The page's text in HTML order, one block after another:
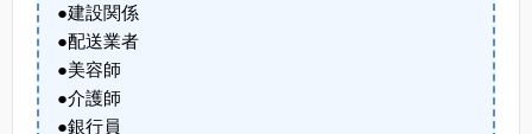
●建設関係
●配送業者
●美容師
●介護師
●銀行員